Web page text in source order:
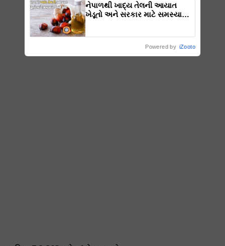
નેપાળથી ખાદ્ય તેલની આયાત
ખેડૂતો અને સરકાર માટે સમસ્યા
Powered by iZooto